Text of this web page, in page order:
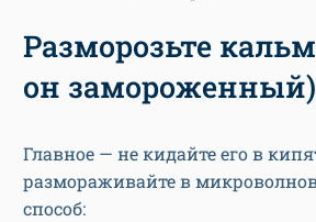
Разморозьте
он замороженный)
Главное — не кидайте его в
размораживайте в
способ: